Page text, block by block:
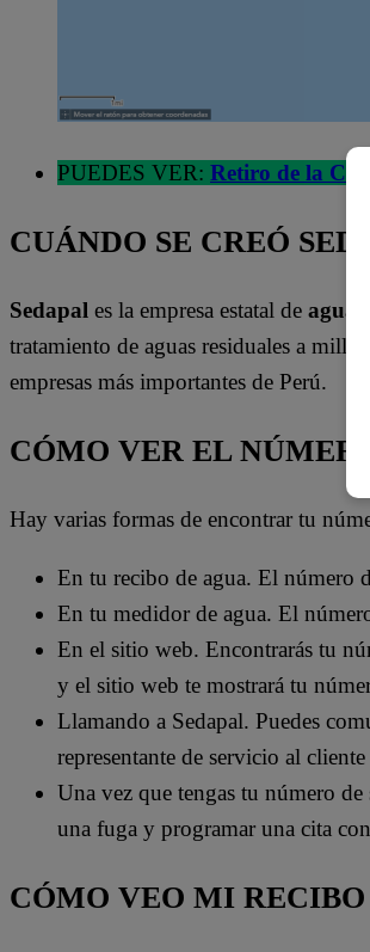
PUEDES VER: Retiro de la
CUÁNDO SE CREÓ
Sedapal es la empresa estatal de agua
tratamiento de aguas residuales a
empresas más importantes de Perú.
CÓMO VER EL
Hay varias formas de encontrar tu
En tu recibo de agua. El número
En tu medidor de agua. El
En el sitio web. Encontrarás tu
y el sitio web te mostrará tu
Llamando a Sedapal. Puedes
representante de servicio al
Una vez que tengas tu número
una fuga y programar una cita
CÓMO VEO MI